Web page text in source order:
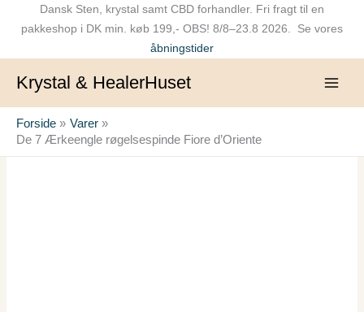
Dansk Sten, krystal samt CBD forhandler. Fri fragt til en
pakkeshop i DK min. køb 199,- OBS! 8/8–23.8 2026. Se vores
åbningstider
Krystal & HealerHuset
Forside
Varer
De 7 Ærkeengle røgelsespinde Fiore d’Oriente